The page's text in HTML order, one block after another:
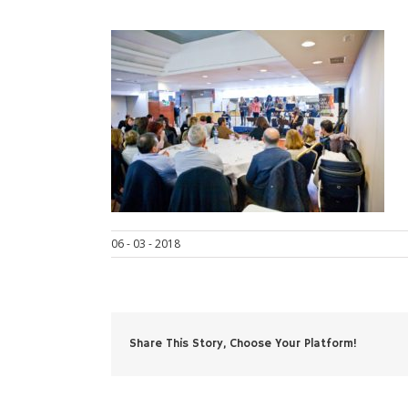
06 - 03 - 2018
Share This Story, Choose Your Platform!